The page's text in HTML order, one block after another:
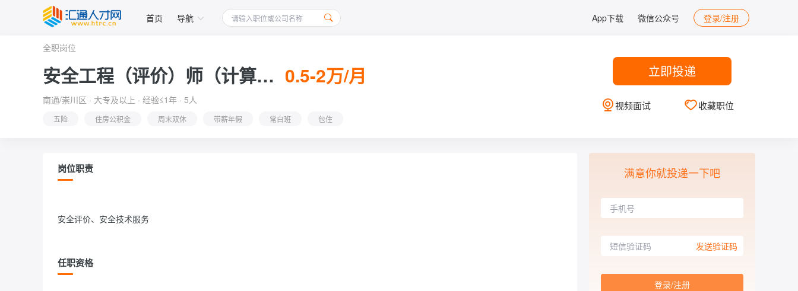
首页 导航 App下载 微信公众号 登录/注册
全职岗位
安全工程（评价）师（计算机及应用） 0.5-2万/月
南通/崇川区 · 大专及以上 · 经验≤1年 · 5人
五险 住房公积金 周末双休 带薪年假 常白班 包住
立即投递
视频面试 收藏职位
岗位职责
安全评价、安全技术服务
任职资格
满意你就投递一下吧
发送验证码
登录/注册